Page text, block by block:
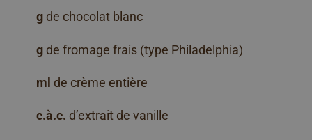
g de chocolat blanc
g de fromage frais (type Philadelphia)
ml de crème entière
c.à.c. d’extrait de vanille